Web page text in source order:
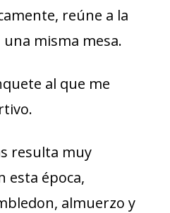
reúne a la
misma mesa.
al que me
resulta muy
esta época,
almuerzo y